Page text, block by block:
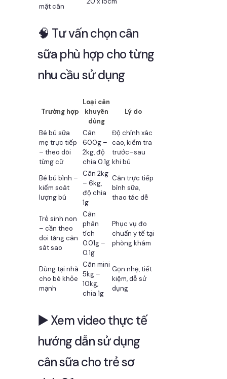
mặt cân
🧠 Tư vấn chọn cân
sữa phù hợp cho từng
nhu cầu sử dụng
Trường hợp
Loại cân
khuyên
dùng
Lý do
Bé bú sữa
mẹ trực tiếp
– theo dõi
từng cữ
Cân
600g –
2kg, độ
chia 0.1g
Độ chính xác
cao, kiểm tra
trước–sau
khi bú
Bé bú bình –
kiểm soát
lượng bú
Cân 2kg
– 6kg,
độ chia
1g
Cân trực tiếp
bình sữa,
thao tác dễ
Trẻ sinh non
– cần theo
dõi tăng cân
sát sao
Cân
phân
tích
0.01g –
0.1g
Phục vụ đo
chuẩn y tế tại
phòng khám
Dùng tại nhà
cho bé khỏe
mạnh
Cân mini
5kg –
10kg,
chia 1g
Gọn nhẹ, tiết
kiệm, dễ sử
dụng
▶️ Xem video thực tế
hướng dẫn sử dụng
cân sữa cho trẻ sơ